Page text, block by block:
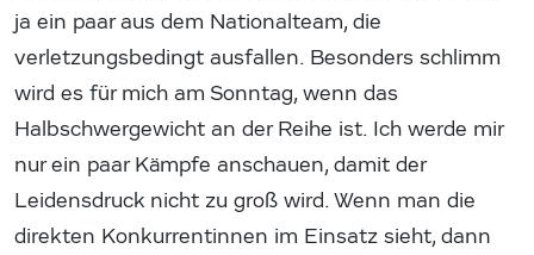
ja ein paar aus dem Nationalteam, die
verletzungsbedingt ausfallen. Besonders schlimm
wird es für mich am Sonntag, wenn das
Halbschwergewicht an der Reihe ist. Ich werde mir
nur ein paar Kämpfe anschauen, damit der
Leidensdruck nicht zu groß wird. Wenn man die
direkten Konkurrentinnen im Einsatz sieht, dann